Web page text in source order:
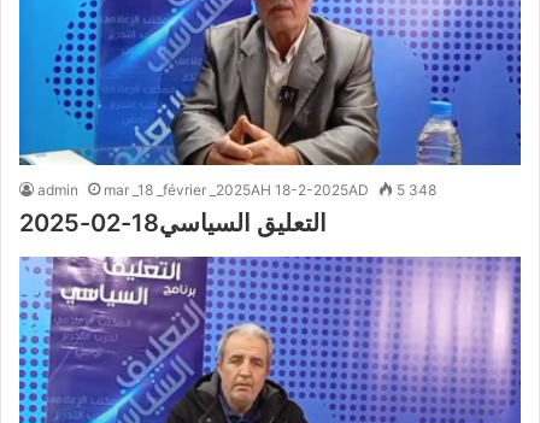
admin mar _18 _février _2025AH 18-2-2025AD 5 348
التعليق السياسي18-02-2025